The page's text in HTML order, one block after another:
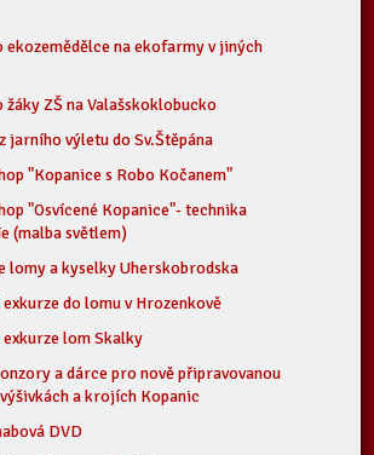
ekozemědělce na ekofarmy v jiných
žáky ZŠ na Valašskoklobucko
jarního výletu do Sv.Štěpána
"Kopanice s Robo Kočanem"
"Osvícené Kopanice"- technika
(malba světlem)
lomy a kyselky Uherskobrodska
do lomu v Hrozenkově
lom Skalky
a dárce pro nově připravovanou
a krojích Kopanic
DVD